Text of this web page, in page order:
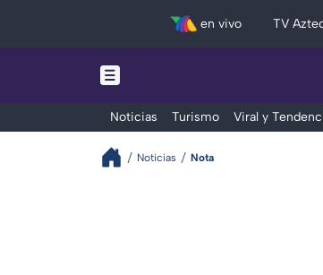
en vivo TV
Noticias Turismo Viral y
Noticias Nota